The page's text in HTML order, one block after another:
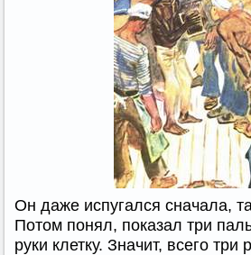
Он даже испугался сначала,
Потом понял, показал три
руки клетку. Значит, всего три